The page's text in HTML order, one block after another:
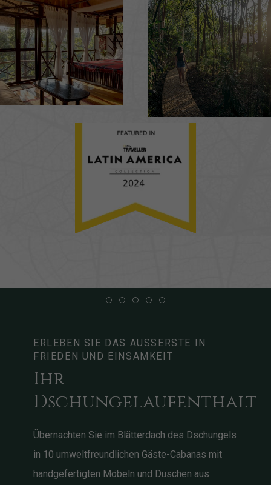
Item 1Item 2Item 3Item 4
ERLEBEN SIE DAS ÄUSSERSTE IN F
RIEDEN UND EINSAMKEIT
Ihr
Dschungelaufenthalt
Übernachten Sie im Blätterdach des Dschungels
in 10 umweltfreundlichen Gäste-Cabanas mit
handgefertigten Möbeln und Duschen aus